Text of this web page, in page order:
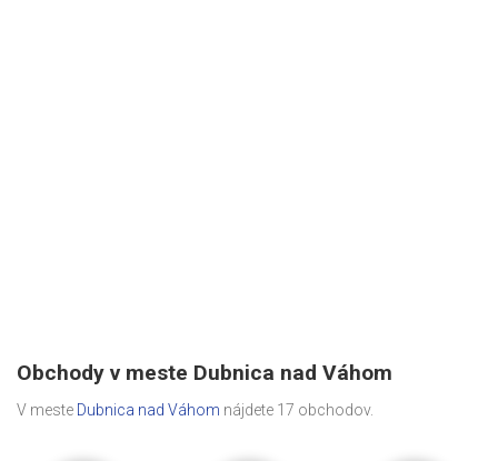
Obchody v meste Dubnica nad Váhom
V meste Dubnica nad Váhom nájdete 17 obchodov.